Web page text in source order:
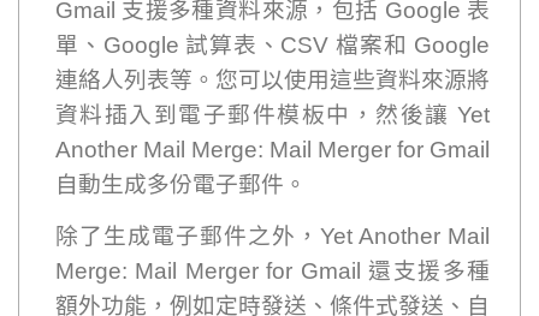
Gmail 支援多種資料來源，包括 Google 表
單、Google 試算表、CSV 檔案和 Google
連絡人列表等。您可以使用這些資料來源將
資料插入到電子郵件模板中，然後讓 Yet
Another Mail Merge: Mail Merger for Gmail
自動生成多份電子郵件。
除了生成電子郵件之外，Yet Another Mail
Merge: Mail Merger for Gmail 還支援多種
額外功能，例如定時發送、條件式發送、自